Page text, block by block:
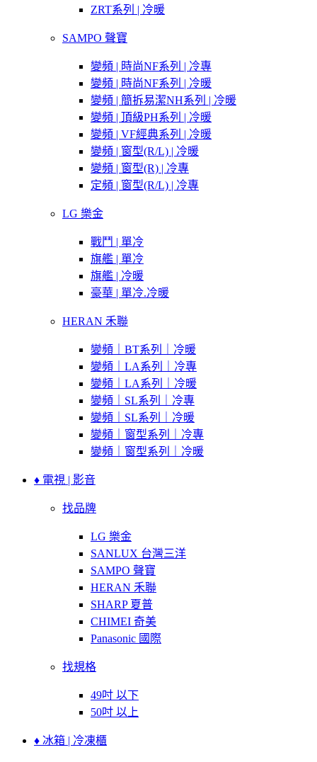
ZRT系列 | 冷暖
SAMPO 聲寶
變頻 | 時尚NF系列 | 冷專
變頻 | 時尚NF系列 | 冷暖
變頻 | 簡拆易潔NH系列 | 冷暖
變頻 | 頂級PH系列 | 冷暖
變頻 | VF經典系列 | 冷暖
變頻 | 窗型(R/L) | 冷暖
變頻 | 窗型(R) | 冷專
定頻 | 窗型(R/L) | 冷專
LG 樂金
戰鬥 | 單冷
旗艦 | 單冷
旗艦 | 冷暖
豪華 | 單冷.冷暖
HERAN 禾聯
變頻｜BT系列｜冷暖
變頻｜LA系列｜冷專
變頻｜LA系列｜冷暖
變頻｜SL系列｜冷專
變頻｜SL系列｜冷暖
變頻｜窗型系列｜冷專
變頻｜窗型系列｜冷暖
♦ 電視 | 影音
找品牌
LG 樂金
SANLUX 台灣三洋
SAMPO 聲寶
HERAN 禾聯
SHARP 夏普
CHIMEI 奇美
Panasonic 國際
找規格
49吋 以下
50吋 以上
♦ 冰箱 | 冷凍櫃